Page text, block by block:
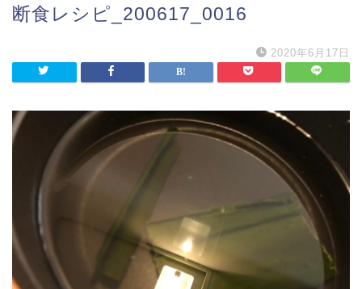
断食レシピ_200617_0016
2020年6月17日